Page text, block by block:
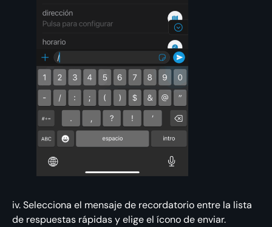
iv. Selecciona el mensaje de recordatorio entre la lista
de respuestas rápidas y elige el ícono de enviar.